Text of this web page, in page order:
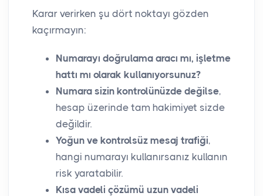
Karar verirken şu dört noktayı gözden
kaçırmayın:
Numarayı doğrulama aracı mı, işletme
hattı mı olarak kullanıyorsunuz?
Numara sizin kontrolünüzde değilse,
hesap üzerinde tam hakimiyet sizde
değildir.
Yoğun ve kontrolsüz mesaj trafiği,
hangi numarayı kullanırsanız kullanın
risk yaratabilir.
Kısa vadeli çözümü uzun vadeli